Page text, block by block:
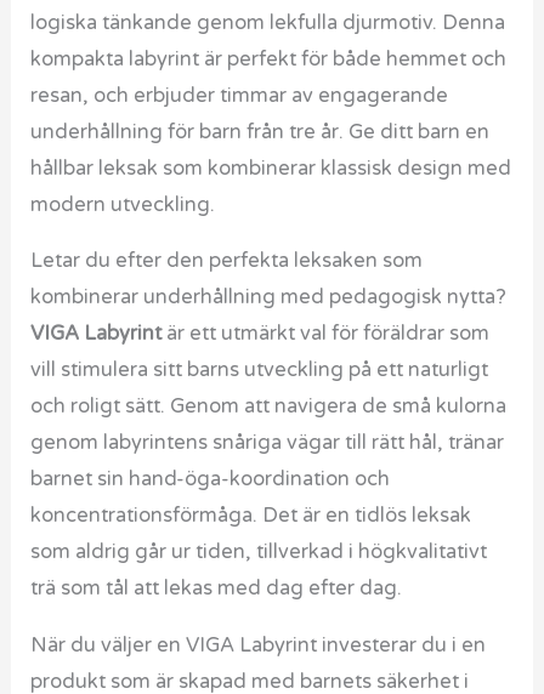
logiska tänkande genom lekfulla djurmotiv. Denna
kompakta labyrint är perfekt för både hemmet och
resan, och erbjuder timmar av engagerande
underhållning för barn från tre år. Ge ditt barn en
hållbar leksak som kombinerar klassisk design med
modern utveckling.
Letar du efter den perfekta leksaken som
kombinerar underhållning med pedagogisk nytta?
VIGA Labyrintär ett utmärkt val för föräldrar som
vill stimulera sitt barns utveckling på ett naturligt
och roligt sätt. Genom att navigera de små kulorna
genom labyrintens snåriga vägar till rätt hål, tränar
barnet sin hand-öga-koordination och
koncentrationsförmåga. Det är en tidlös leksak
som aldrig går ur tiden, tillverkad i högkvalitativt
trä som tål att lekas med dag efter dag.
När du väljer en VIGA Labyrint investerar du i en
produkt som är skapad med barnets säkerhet i